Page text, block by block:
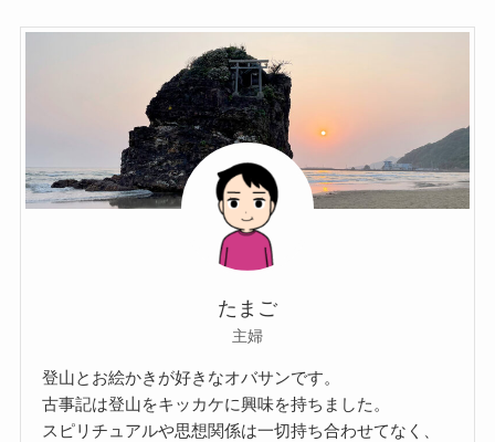
たまご
主婦
登山とお絵かきが好きなオバサンです。
古事記は登山をキッカケに興味を持ちました。
スピリチュアルや思想関係は一切持ち合わせてなく、